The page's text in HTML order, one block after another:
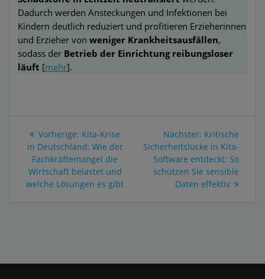
Dadurch werden Ansteckungen und Infektionen bei
Kindern deutlich reduziert und profitieren Erzieherinnen
und Erzieher von weniger Krankheitsausfällen,
sodass der Betrieb der Einrichtung reibungsloser
läuft [mehr].
Vorherige: Vorheriger
Beitrag:
Kita-Krise
in Deutschland: Wie der
Fachkräftemangel die
Wirtschaft belastet und
welche Lösungen es gibt
Nächster: Nächster
Beitrag:
Kritische
Sicherheitslücke in Kita-
Software entdeckt: So
schützen Sie sensible
Daten effektiv